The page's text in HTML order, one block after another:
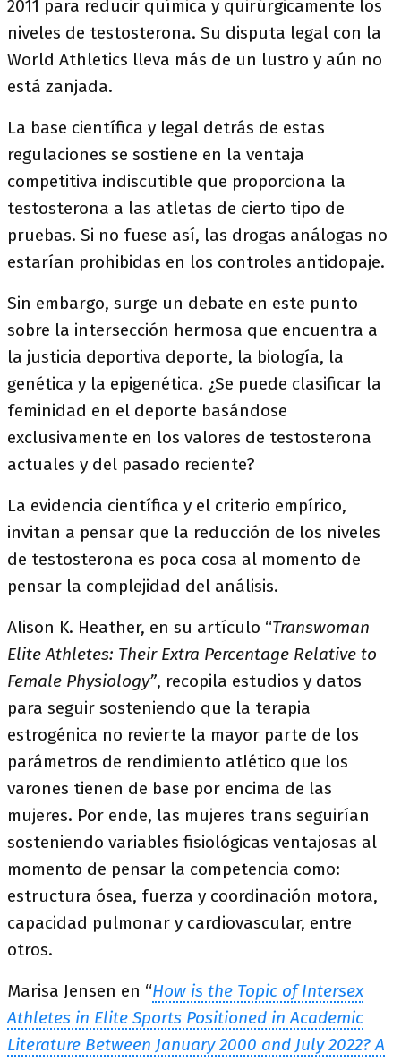
2011 para reducir química y quirúrgicamente los
niveles de testosterona. Su disputa legal con la
World Athletics lleva más de un lustro y aún no
está zanjada.
La base científica y legal detrás de estas
regulaciones se sostiene en la ventaja
competitiva indiscutible que proporciona la
testosterona a las atletas de cierto tipo de
pruebas. Si no fuese así, las drogas análogas no
estarían prohibidas en los controles antidopaje.
Sin embargo, surge un debate en este punto
sobre la intersección hermosa que encuentra a
la justicia deportiva deporte, la biología, la
genética y la epigenética. ¿Se puede clasificar la
feminidad en el deporte basándose
exclusivamente en los valores de testosterona
actuales y del pasado reciente?
La evidencia científica y el criterio empírico,
invitan a pensar que la reducción de los niveles
de testosterona es poca cosa al momento de
pensar la complejidad del análisis.
Alison K. Heather, en su artículo “Transwoman
Elite Athletes: Their Extra Percentage Relative to
Female Physiology”, recopila estudios y datos
para seguir sosteniendo que la terapia
estrogénica no revierte la mayor parte de los
parámetros de rendimiento atlético que los
varones tienen de base por encima de las
mujeres. Por ende, las mujeres trans seguirían
sosteniendo variables fisiológicas ventajosas al
momento de pensar la competencia como:
estructura ósea, fuerza y coordinación motora,
capacidad pulmonar y cardiovascular, entre
otros.
Marisa Jensen en “How is the Topic of Intersex
Athletes in Elite Sports Positioned in Academic
Literature Between January 2000 and July 2022? A